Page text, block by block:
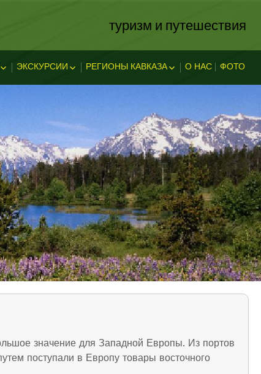
туризм и путешествия
КАВКАЗСКИЕ МИНЕРАЛЬНЫЕ
ЭКСКУРСИИ РЕГИОНЫ КАВКАЗА
ЛЕГЕНДЫ АДЫГЕИ
ДАГЕСТАН
ИНГУШЕТИЯ
КУБАНЬ
КАБАРДИНО-БАЛКАРИЯ
КАРАЧАЕВО-ЧЕРКЕССИЯ
ОСЕТИЯ
О НАС ФОТО
значение для Западной Европы. Из портов
поступали в Европу товары восточного